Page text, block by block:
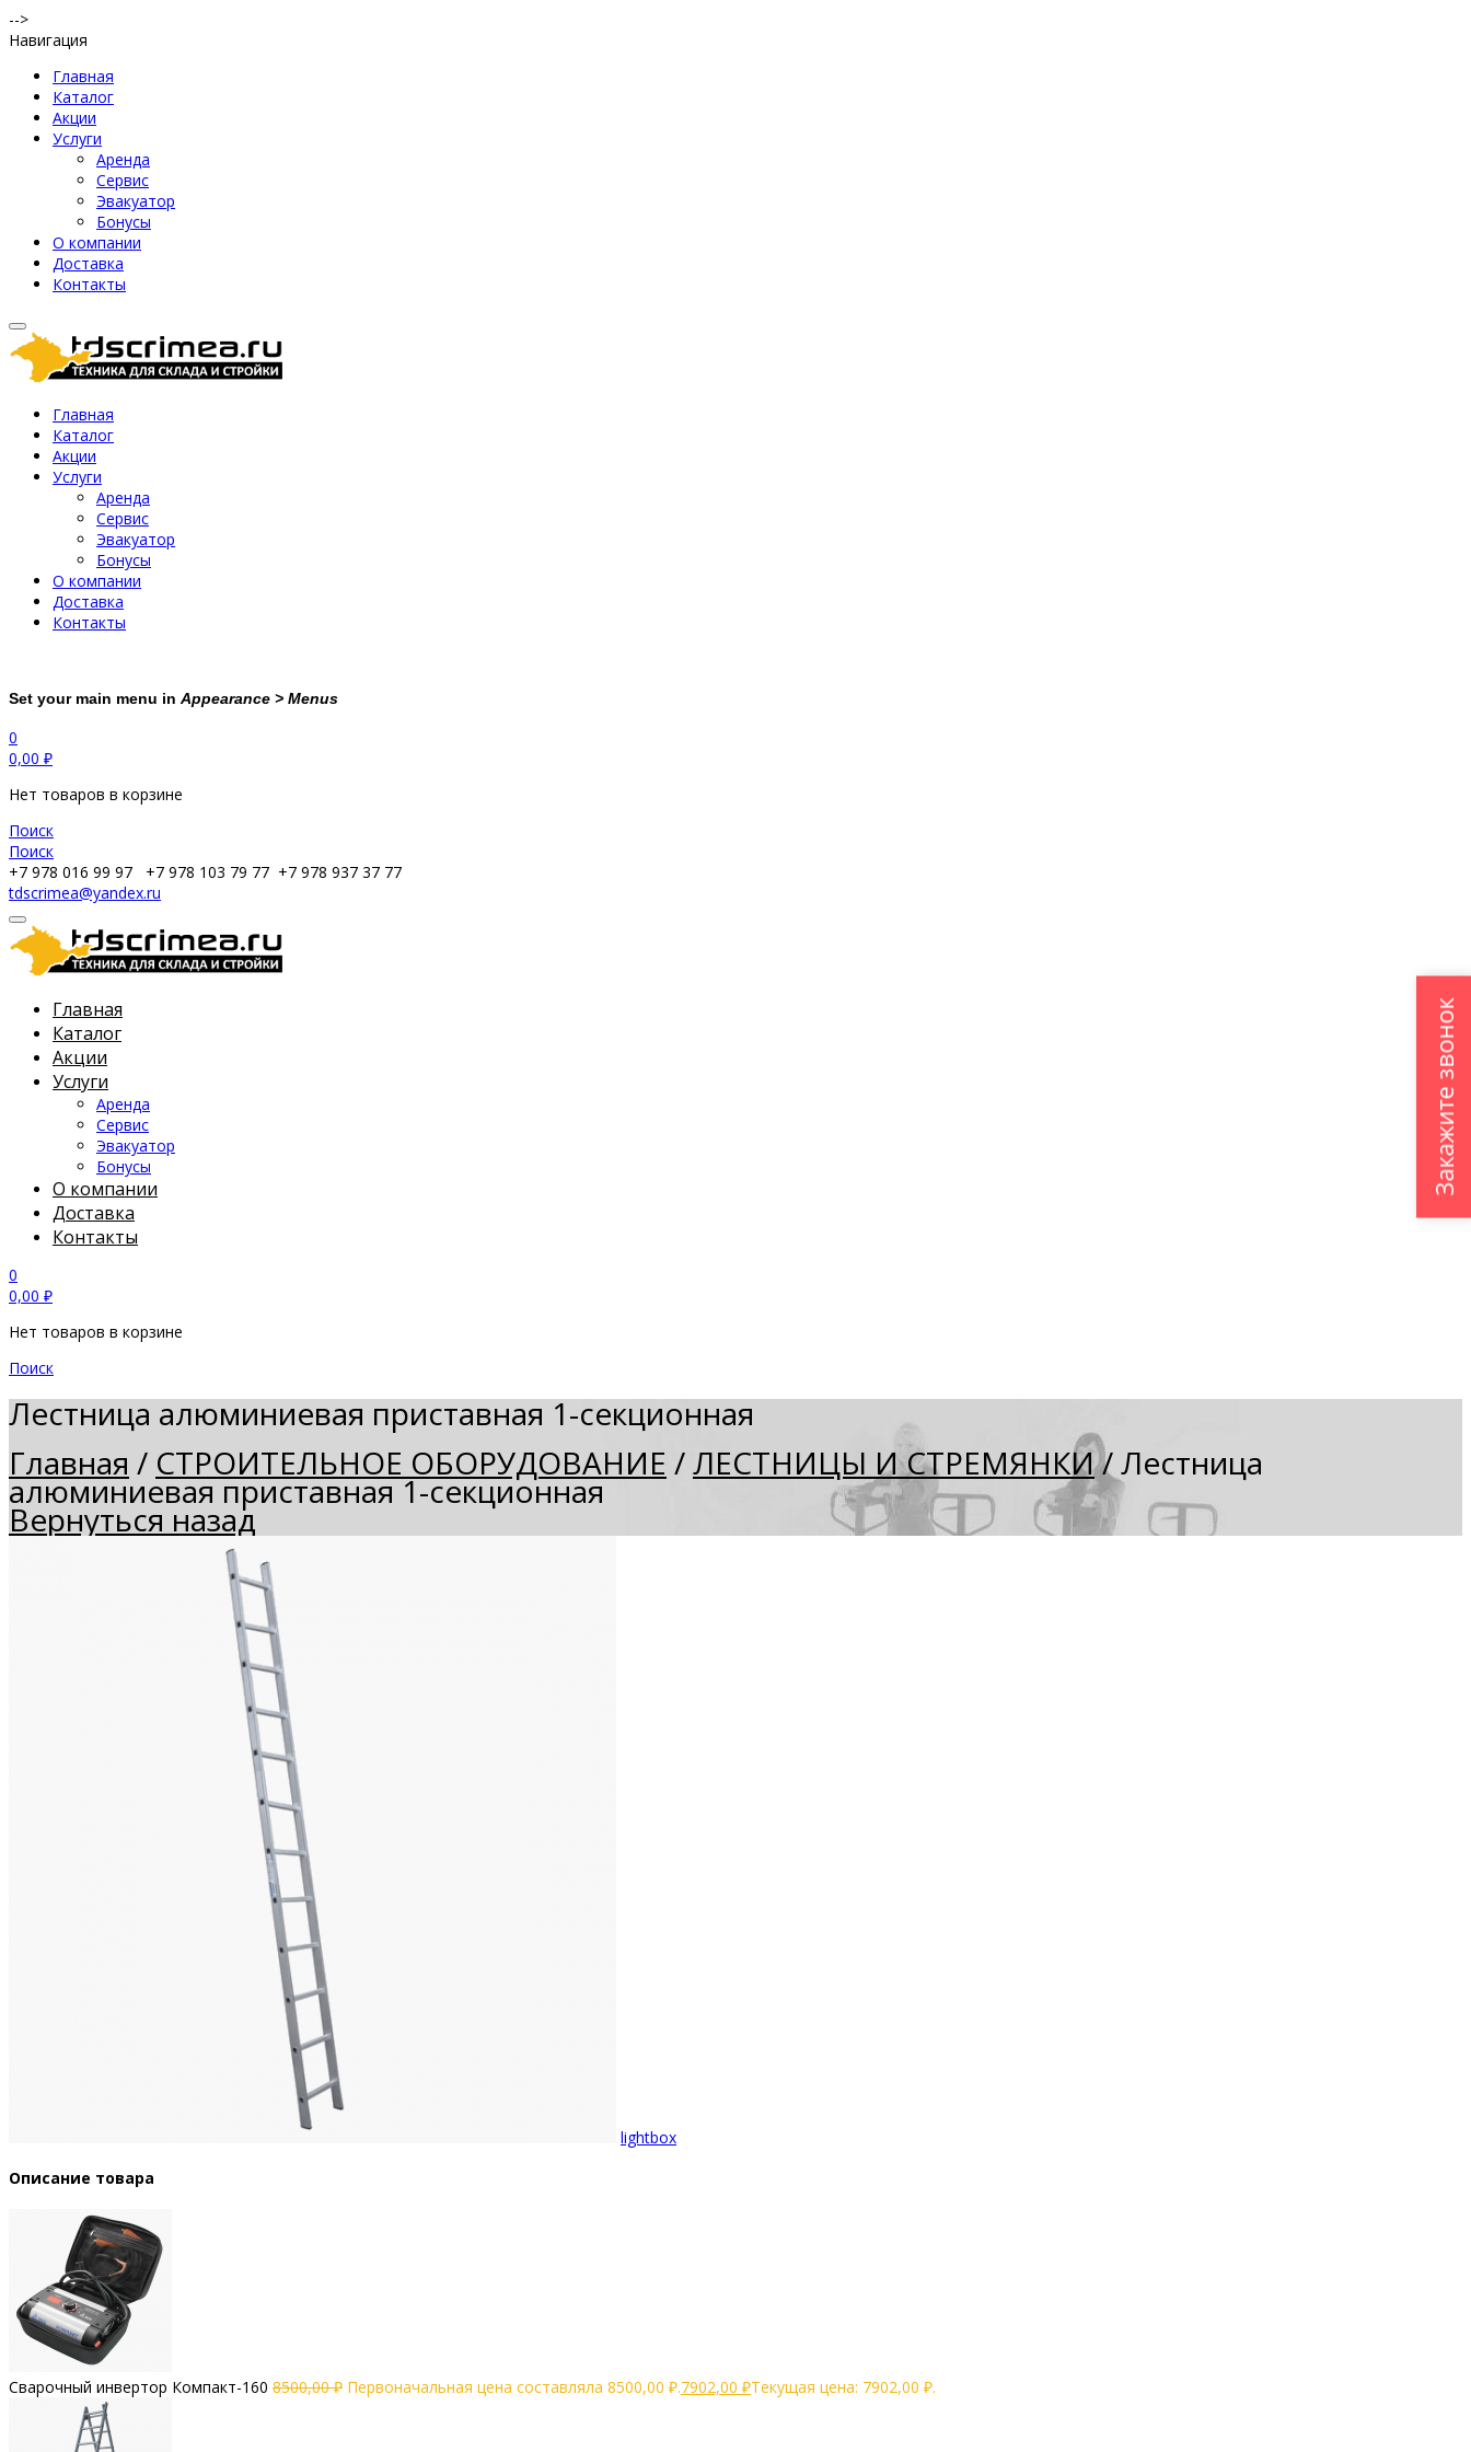
-->
Навигация
Главная
Каталог
Акции
Услуги
Аренда
Сервис
Эвакуатор
Бонусы
О компании
Доставка
Контакты
Главная
Каталог
Акции
Услуги
Аренда
Сервис
Эвакуатор
Бонусы
О компании
Доставка
Контакты
Set your main menu in Appearance > Menus
0
0,00 ₽
Нет товаров в корзине
Поиск
Поиск
+7 978 016 99 97
+7 978 103 79 77 +7 978 937 37 77
tdscrimea@yandex.ru
Главная
Каталог
Акции
Услуги
Аренда
Сервис
Эвакуатор
Бонусы
О компании
Доставка
Контакты
0
0,00 ₽
Нет товаров в корзине
Поиск
Лестница алюминиевая приставная 1-секционная
Главная / СТРОИТЕЛЬНОЕ ОБОРУДОВАНИЕ /ЛЕСТНИЦЫ И СТРЕМЯНКИ /Лестница
алюминиевая приставная 1-секционная
Вернуться назад
lightbox
Описание товара
Сварочный инвертор Компакт-160 8500,00₽ Первоначальная цена составляла 8500,00 ₽.7902,00 ₽Текущая цена: 7902,00 ₽.
Закажите звонок